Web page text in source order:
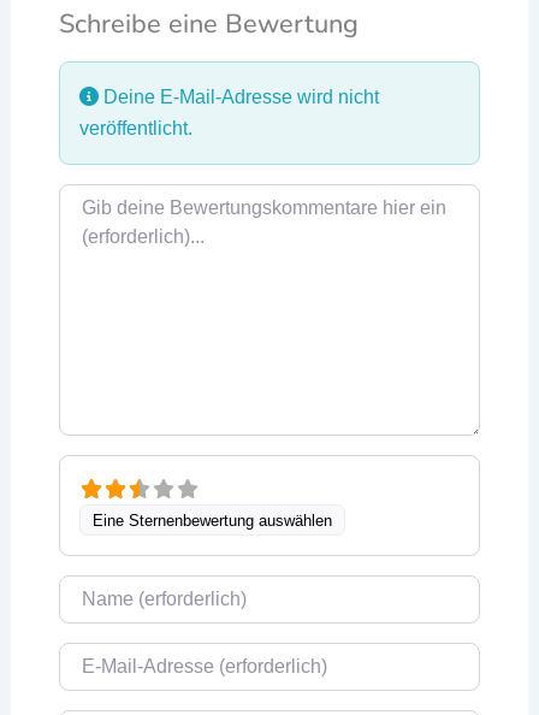
Schreibe eine Bewertung
Deine E-Mail-Adresse wird nicht
veröffentlicht.
Rezensionstext
Eine Sternenbewertung auswählen
Name
E-Mail